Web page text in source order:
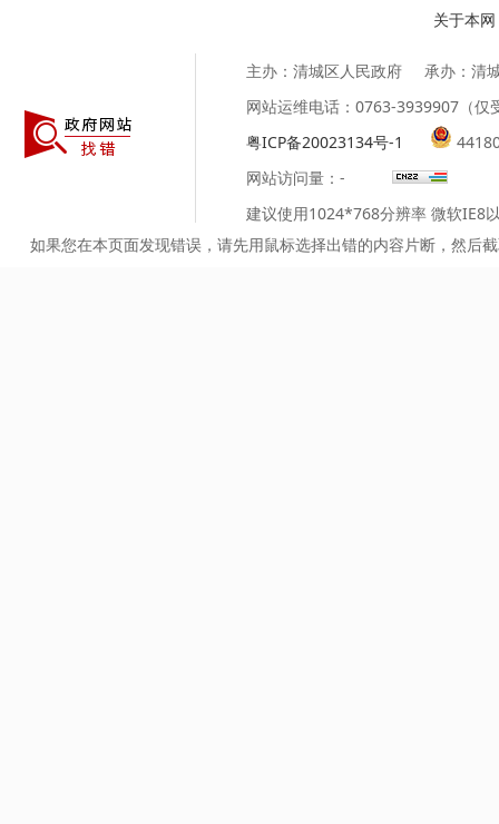
关于本网
主办：清城区人民政府
承办：清
网站运维电话：0763-3939907（仅
粤ICP备20023134号-1
网站访问量： -
建议使用1024*768分辨率 微软IE8
如果您在本页面发现错误，请先用鼠标选择出错的内容片断，然后